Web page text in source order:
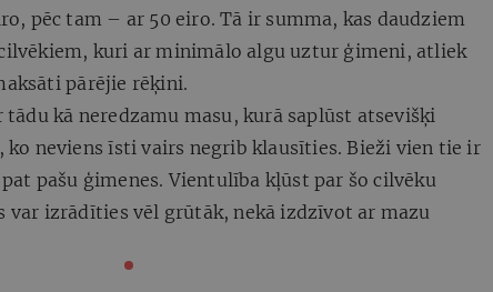
pēc tam – ar 50 eiro. Tā ir summa, kas daudziem
kuri ar minimālo algu uztur ģimeni, atliek
pārējie rēķini.
kā neredzamu masu, kurā saplūst atsevišķi
ko neviens īsti vairs negrib klausīties. Bieži vien tie ir
pašu ģimenes. Vientulība kļūst par šo cilvēku
var izrādīties vēl grūtāk, nekā izdzīvot ar mazu